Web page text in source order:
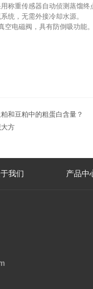
重传感器自动侦测蒸馏终
，无需外接冷却水源。
电磁阀，具有防倒吸功能
和豆粕中的粗蛋白含量？
方
我们 产品中